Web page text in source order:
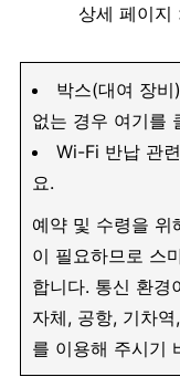
상세 페이지
박스(대여 장
없는 경우 여기를
Wi-Fi 반납 관
요.
예약 및 수령을 위
이 필요하므로 스
합니다. 통신 환경
자체, 공항, 기차
를 이용해 주시기